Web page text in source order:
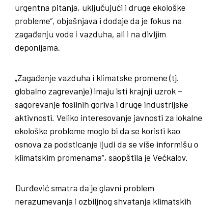
urgentna pitanja, uključujući i druge ekološke
probleme“, objašnjava i dodaje da je fokus na
zagađenju vode i vazduha, ali i na divljim
deponijama.
„Zagađenje vazduha i klimatske promene (tj.
globalno zagrevanje) imaju isti krajnji uzrok –
sagorevanje fosilnih goriva i druge industrijske
aktivnosti. Veliko interesovanje javnosti za lokalne
ekološke probleme moglo bi da se koristi kao
osnova za podsticanje ljudi da se više informišu o
klimatskim promenama“, saopštila je Većkalov.
Đurđević smatra da je glavni problem
nerazumevanja i ozbiljnog shvatanja klimatskih